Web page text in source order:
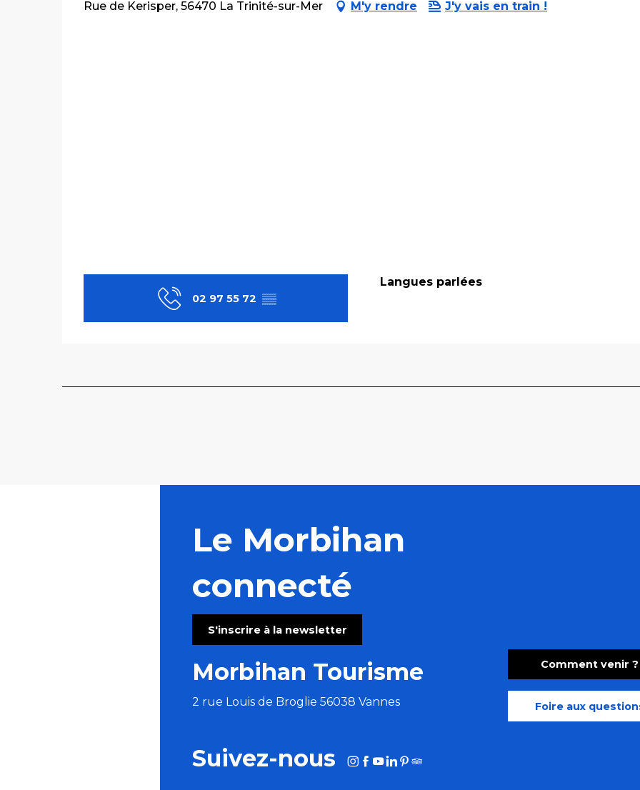
Rue de Kerisper, 56470 La Trinité-sur-Mer M'y rendre J'y vais en train !
02 97 55 72 ▒▒
Langues parlées
Langues parlées
Le Morbihan
connecté
S'inscrire à la newsletter
Morbihan Tourisme
2 rue Louis de Broglie 56038 Vannes
Comment venir ?
Foire aux
Suivez-nous